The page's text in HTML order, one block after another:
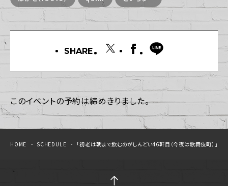
SHARE
このイベントの予約は締めきりました。
HOME SCHEDULE 「初老は朝まで飲むのがしんどい46軒目（今夜は歌舞伎町）」